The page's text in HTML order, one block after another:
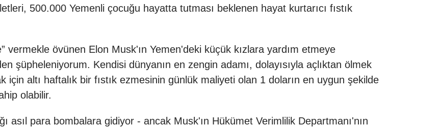
500.000 Yemenli çocuğu hayatta tutması beklenen hayat kurtarıcı fıstık
vermekle övünen Elon Musk'ın Yemen'deki küçük kızlara yardım etmeye
şüpheleniyorum. Kendisi dünyanın en zengin adamı, dolayısıyla açlıktan ölmek
için altı haftalık bir fıstık ezmesinin günlük maliyeti olan 1 doların en uygun şekilde
olabilir.
asıl para bombalara gidiyor - ancak Musk'ın Hükümet Verimlilik Departmanı'nın